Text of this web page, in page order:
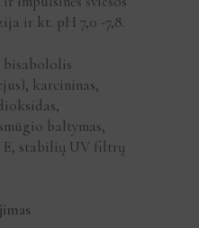
ir kt. pH 7,0 -7,8.
bisabololis
karcininas,
baltymas,
E, stabilių UV filtrų